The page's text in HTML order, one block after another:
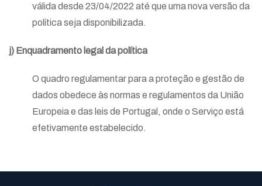
válida desde 23/04/2022 até que uma nova versão da
política seja disponibilizada.
j) Enquadramento legal da política
O quadro regulamentar para a proteção e gestão de
dados obedece às normas e regulamentos da União
Europeia e das leis de Portugal, onde o Serviço está
efetivamente estabelecido.